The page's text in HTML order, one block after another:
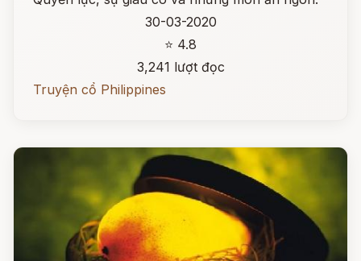
30-03-2020
⭐ 4.8
3,241 lượt đọc
Truyện cổ Philippines